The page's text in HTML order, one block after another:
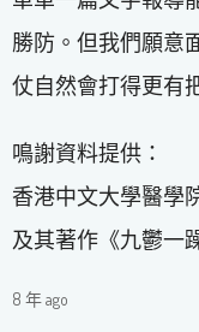
勝防。但我們願意
仗自然會打得更有
鳴謝資料提供：
香港中文大學醫學
及其著作《九鬱一
8 年 ago